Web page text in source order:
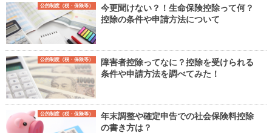
公的制度（税・保険等）
今更聞けない？！生命保険控除って何？
控除の条件や申請方法について
公的制度（税・保険等）
障害者控除ってなに？控除を受けられる
条件や申請方法を調べてみた！
公的制度（税・保険等）
年末調整や確定申告での社会保険料控除
の書き方は？